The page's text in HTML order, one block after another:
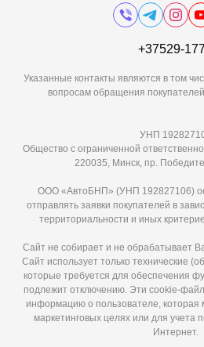
+37529-
Указанные контакты являются в том
вопросам обращения
УНП
Общество с ограниченной
220035, Минск, пр.
ООО «АвтоБНП» (УНП 192827106)
отправлять заявки покупателей в
территориальности и иных
Сайт не собирает и не обрабатывает
Сайт использует только технические
которые требуется для обеспечения
подлежит отключению. Эти сookie-
информацию о пользователе, которая
маркетинговых целях или для учета
Интернет.